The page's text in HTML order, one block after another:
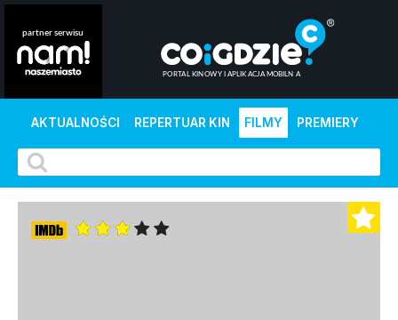
AKTUALNOŚCI REPERTUAR KIN FILMY PREMIERY